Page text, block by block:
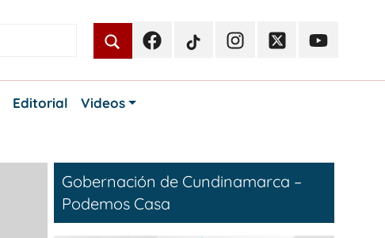
FacebookTikTokInstagramTwitterYoutube
Editorial Videos
Gobernación de Cundinamarca –
Podemos Casa